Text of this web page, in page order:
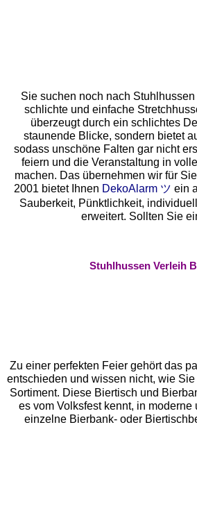
Sie suchen noch nach
schlichte und einfache
überzeugt durch ein schlichtes
staunende Blicke, sondern bietet
sodass unschöne Falten gar nicht
feiern und die Veranstaltung in
machen. Das übernehmen wir für
2001 bietet Ihnen DekoAlarm ツ ein
Sauberkeit, Pünktlichkeit,
erweitert. Sollten Sie
Stuhlhussen Verleih
Zu einer perfekten Feier gehört das
entschieden und wissen nicht, wie
Sortiment. Diese Biertisch und
es vom Volksfest kennt, in
einzelne Bierbank- oder